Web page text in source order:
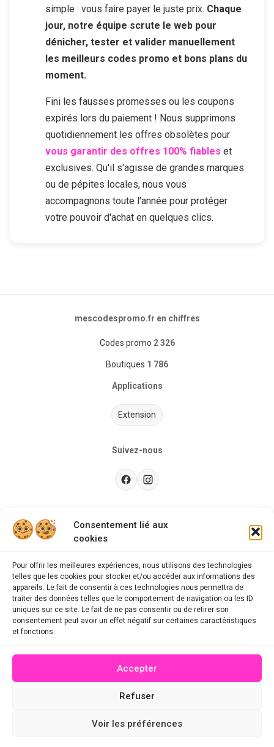
Consentement lié aux
cookies
Pour offrir les meilleures expériences, nous utilisons des technologies
telles que les cookies pour stocker et/ou accéder aux informations des
appareils. Le fait de consentir à ces technologies nous permettra de
traiter des données telles que le comportement de navigation ou les ID
uniques sur ce site. Le fait de ne pas consentir ou de retirer son
consentement peut avoir un effet négatif sur certaines caractéristiques
et fonctions.
Accepter
Refuser
Voir les préférences
simple : vous faire payer le juste prix. Chaque
jour, notre équipe scrute le web pour
dénicher, tester et valider manuellement
les meilleurs codes promo et bons plans du
moment.
Fini les fausses promesses ou les coupons
expirés lors du paiement ! Nous supprimons
quotidiennement les offres obsolètes pour
vous garantir des offres 100% fiables et
exclusives. Qu'il s'agisse de grandes marques
ou de pépites locales, nous vous
accompagnons toute l'année pour protéger
votre pouvoir d'achat en quelques clics.
mescodespromo.fr en chiffres
Codes promo 2 326
Boutiques 1 786
Applications
Extension
Suivez-nous
FAQ
Mentions légales
Politique de confidentialité
Contact
Site conçu par